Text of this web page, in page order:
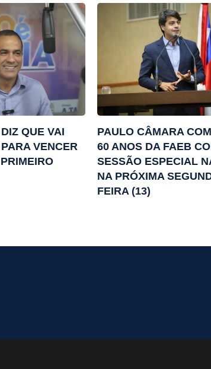
QUE VAI
VENCER
PAULO CÂMARA
60 ANOS DA FAEB
SESSÃO ESPECIAL
NA PRÓXIMA
FEIRA (13)